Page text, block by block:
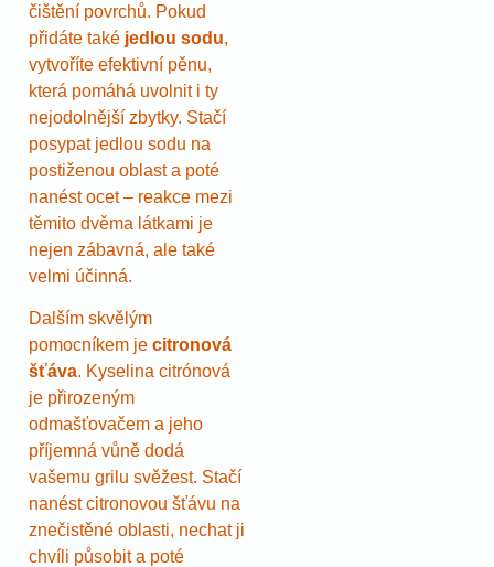
čištění povrchů. Pokud
přidáte také jedlou sodu,
vytvoříte efektivní pěnu,
která pomáhá uvolnit i ty
nejodolnější zbytky. Stačí
posypat jedlou sodu na
postiženou oblast a poté
nanést ocet – reakce mezi
těmito dvěma látkami je
nejen zábavná, ale také
velmi účinná.
Dalším skvělým
pomocníkem je citronová
šťáva. Kyselina citrónová
je přirozeným
odmašťovačem a jeho
příjemná vůně dodá
vašemu grilu svěžest. Stačí
nanést citronovou šťávu na
znečistěné oblasti, nechat ji
chvíli působit a poté